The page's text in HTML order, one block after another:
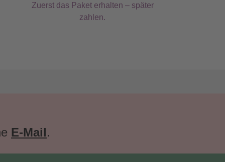
Zuerst das Paket erhalten – später
zahlen.
E-Mail.